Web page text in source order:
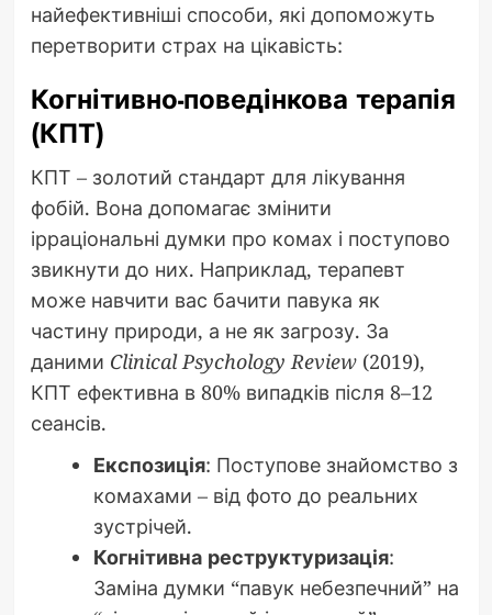
найефективніші способи, які допоможуть
перетворити страх на цікавість:
Когнітивно-поведінкова терапія
(КПТ)
КПТ – золотий стандарт для лікування
фобій. Вона допомагає змінити
ірраціональні думки про комах і поступово
звикнути до них. Наприклад, терапевт
може навчити вас бачити павука як
частину природи, а не як загрозу. За
даними Clinical Psychology Review(2019),
КПТ ефективна в 80% випадків після 8–12
сеансів.
Експозиція: Поступове знайомство з
комахами – від фото до реальних
зустрічей.
Когнітивна реструктуризація:
Заміна думки “павук небезпечний” на